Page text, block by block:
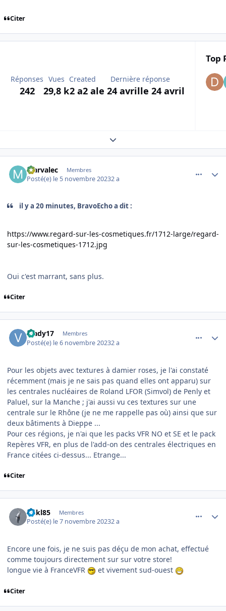
Citer
Réponses
242
Vues
29,8 k
Created
2 a2 a
Dernière réponse
le 24 avrille 24 avril
Top
Expand topic overview
Marvalec Membres
Posté(e) le 5 novembre 20232 a
il y a 20 minutes, BravoEcho a dit :
https://www.regard-sur-les-cosmetiques.fr/1712-large/regard-
sur-les-cosmetiques-1712.jpg
Oui c'est marrant, sans plus.
Citer
Vlady17 Membres
Posté(e) le 6 novembre 20232 a
Pour les objets avec textures à damier roses, je l'ai constaté
récemment (mais je ne sais pas quand elles ont apparu) sur
les centrales nucléaires de Roland LFOR (Simvol) de Penly et
Paluel, sur la Manche ; j'ai aussi vu ces textures sur une
centrale sur le Rhône (je ne me rappelle pas où) ainsi que sur
deux bâtiments à Dieppe ...
Pour ces régions, je n'ai que les packs VFR NO et SE et le pack
Repères VFR, en plus de l'add-on des centrales électriques en
France citées ci-dessus... Etrange...
Citer
mikl85 Membres
Posté(e) le 7 novembre 20232 a
Encore une fois, je ne suis pas déçu de mon achat, effectué
comme toujours directement sur sur votre store!
longue vie à FranceVFR
et vivement sud-ouest
Citer